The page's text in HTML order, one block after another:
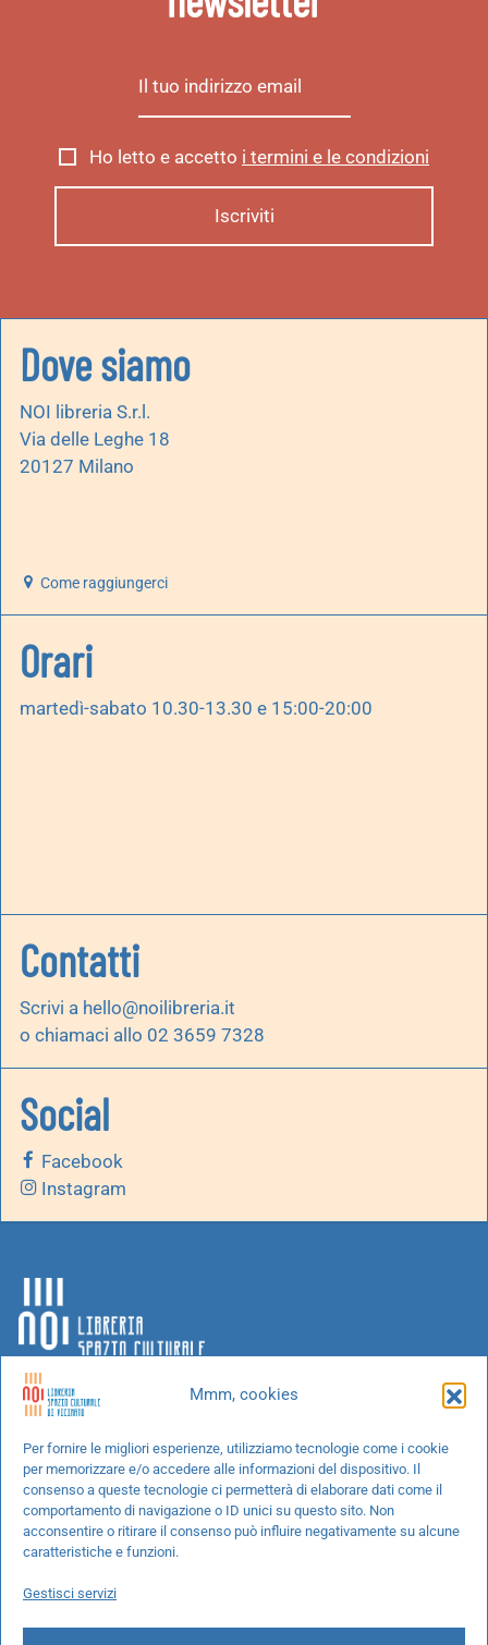
Mmm, cookies
Per fornire le migliori esperienze, utilizziamo tecnologie come i cookie
per memorizzare e/o accedere alle informazioni del dispositivo. Il
consenso a queste tecnologie ci permetterà di elaborare dati come il
comportamento di navigazione o ID unici su questo sito. Non
acconsentire o ritirare il consenso può influire negativamente su alcune
caratteristiche e funzioni.
Gestisci servizi
Ho letto e accetto i termini e le condizioni
Dove siamo
NOI libreria S.r.l.
Via delle Leghe 18
20127 Milano
Come raggiungerci
Orari
martedì-sabato 10.30-13.30 e 15:00-20:00
Contatti
Scrivi a hello@noilibreria.it
o chiamaci allo 02 3659 7328
Social
Facebook
Instagram
Chi siamo
Progetti speciali
Richiedi un libro
Spedizioni
Cookie Policy